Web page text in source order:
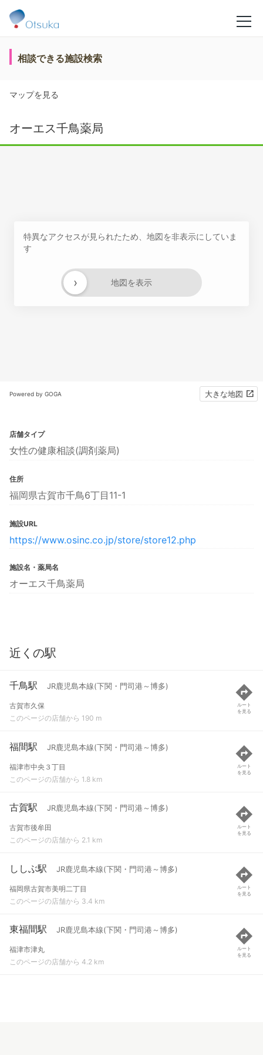
相談できる施設検索
マップを見る
オーエス千鳥薬局
特異なアクセスが見られたため、地図を非表示にしていま
す
地図を表示
›
Powered by GOGA 大きな地図
店舗タイプ
女性の健康相談(調剤薬局)
住所
福岡県古賀市千鳥6丁目11-1
施設URL
https://www.osinc.co.jp/store/store12.php
施設名・薬局名
オーエス千鳥薬局
近くの駅
千鳥駅 JR鹿児島本線(下関・門司港～博多)
古賀市久保
このページの店舗から 190 m
ルート
を見る
福間駅 JR鹿児島本線(下関・門司港～博多)
福津市中央３丁目
このページの店舗から 1.8 km
ルート
を見る
古賀駅 JR鹿児島本線(下関・門司港～博多)
古賀市後牟田
このページの店舗から 2.1 km
ルート
を見る
ししぶ駅 JR鹿児島本線(下関・門司港～博多)
福岡県古賀市美明二丁目
このページの店舗から 3.4 km
ルート
を見る
東福間駅 JR鹿児島本線(下関・門司港～博多)
福津市津丸
このページの店舗から 4.2 km
ルート
を見る